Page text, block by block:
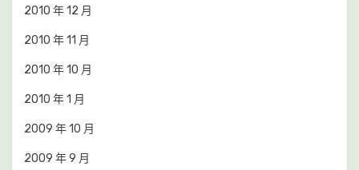
2010 年 12 月
2010 年 11 月
2010 年 10 月
2010 年 1 月
2009 年 10 月
2009 年 9 月